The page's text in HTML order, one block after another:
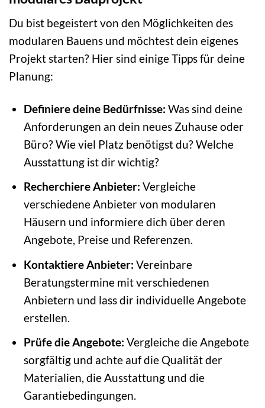
Du bist begeistert von den Möglichkeiten des
modularen Bauens und möchtest dein eigenes
Projekt starten? Hier sind einige Tipps für deine
Planung:
Definiere deine Bedürfnisse: Was sind deine
Anforderungen an dein neues Zuhause oder
Büro? Wie viel Platz benötigst du? Welche
Ausstattung ist dir wichtig?
Recherchiere Anbieter: Vergleiche
verschiedene Anbieter von modularen
Häusern und informiere dich über deren
Angebote, Preise und Referenzen.
Kontaktiere Anbieter: Vereinbare
Beratungstermine mit verschiedenen
Anbietern und lass dir individuelle Angebote
erstellen.
Prüfe die Angebote: Vergleiche die Angebote
sorgfältig und achte auf die Qualität der
Materialien, die Ausstattung und die
Garantiebedingungen.